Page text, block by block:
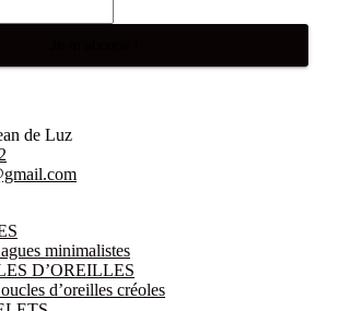
de Luz
minimalistes
D’OREILLES
d’oreilles créoles